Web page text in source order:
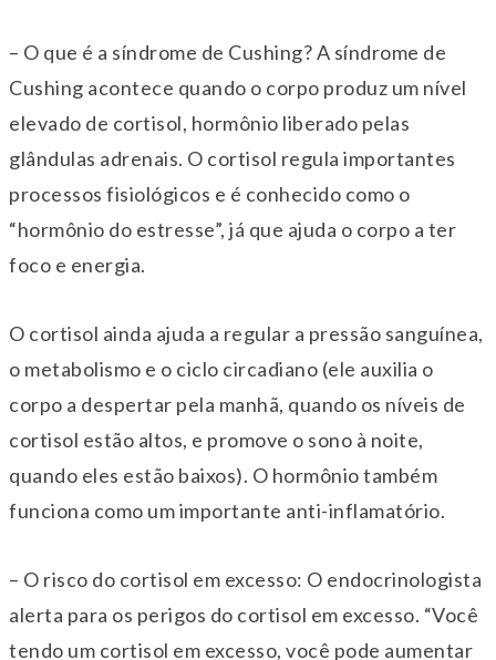
– O que é a síndrome de Cushing? A síndrome de
Cushing acontece quando o corpo produz um nível
elevado de cortisol, hormônio liberado pelas
glândulas adrenais. O cortisol regula importantes
processos fisiológicos e é conhecido como o
“hormônio do estresse”, já que ajuda o corpo a ter
foco e energia.
O cortisol ainda ajuda a regular a pressão sanguínea,
o metabolismo e o ciclo circadiano (ele auxilia o
corpo a despertar pela manhã, quando os níveis de
cortisol estão altos, e promove o sono à noite,
quando eles estão baixos). O hormônio também
funciona como um importante anti-inflamatório.
– O risco do cortisol em excesso: O endocrinologista
alerta para os perigos do cortisol em excesso. “Você
tendo um cortisol em excesso, você pode aumentar